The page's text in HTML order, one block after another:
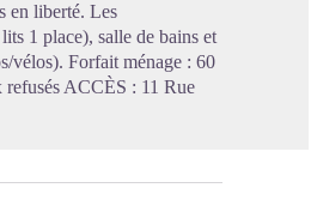
en liberté. Les
1 place), salle de bains et
vélos). Forfait ménage : 60
ACCÈS : 11 Rue